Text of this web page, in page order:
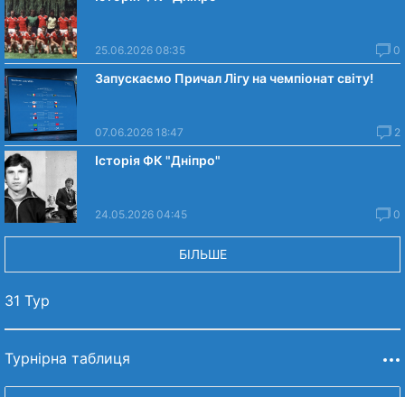
25.06.2026 08:35 0
Запускаємо Причал Лігу на чемпіонат світу!
07.06.2026 18:47 2
Історія ФК "Дніпро"
24.05.2026 04:45 0
БІЛЬШЕ
31 Тур
Турнірна таблиця